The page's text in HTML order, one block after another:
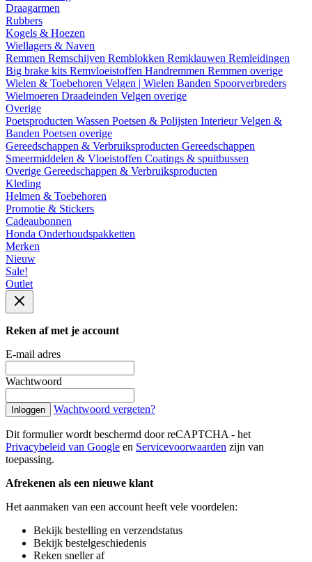
Draagarmen
Rubbers
Kogels & Hoezen
Wiellagers & Naven
Remmen Remschijven Remblokken Remklauwen Remleidingen
Big brake kits Remvloeistoffen Handremmen Remmen overige
Wielen & Toebehoren Velgen | Wielen Banden Spoorverbreders
Wielmoeren Draadeinden Velgen overige
Overige
Poetsproducten Wassen Poetsen & Polijsten InterieurVelgen &
Banden Poetsen overige
Gereedschappen & Verbruiksproducten Gereedschappen
Smeermiddelen & Vloeistoffen Coatings & spuitbussen
Overige Gereedschappen & Verbruiksproducten
Kleding
Helmen & Toebehoren
Promotie & Stickers
Cadeaubonnen
Honda Onderhoudspakketten
Merken
Nieuw
Sale!
Outlet
Reken af met je account
E-mail adres
Wachtwoord
Inloggen Wachtwoord vergeten?
Dit formulier wordt beschermd door reCAPTCHA - het
Privacybeleid van Google en Servicevoorwaarden zijn van
toepassing.
Afrekenen als een nieuwe klant
Het aanmaken van een account heeft vele voordelen:
Bekijk bestelling en verzendstatus
Bekijk bestelgeschiedenis
Reken sneller af